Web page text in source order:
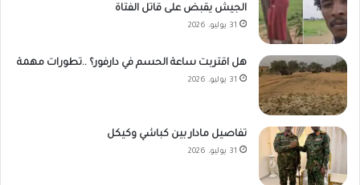
الجيش يقبض على قاتل الفتاة
31 يوليو، 2026
هل اقتربت ساعة الحسم في دارفور؟ ..تطورات مهمة
31 يوليو، 2026
تفاصيل مادار بين كباشي وكيكل
31 يوليو، 2026